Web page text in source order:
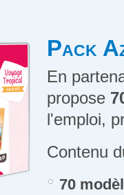
Pack
En
propose
l'emploi,
Contenu
70